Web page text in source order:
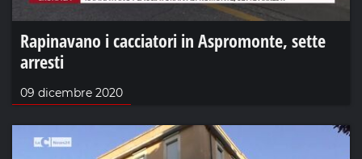
Rapinavano i cacciatori in Aspromonte, sette
arresti
09 dicembre 2020